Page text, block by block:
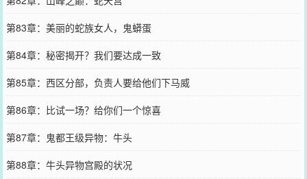
第83章：美丽的蛇族女人，鬼蟒蛋
第84章：秘密揭开？我们要达成一致
第85章：西区分部，负责人要给他们下马威
第86章：比试一场？给你们一个惊喜
第87章：鬼都王级异物：牛头
第88章：牛头异物宫殿的状况